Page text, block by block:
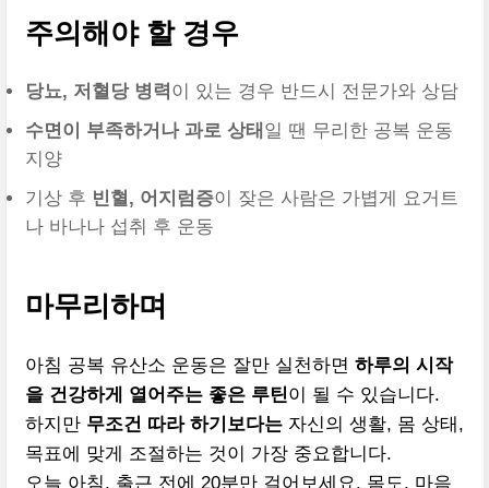
주의해야 할 경우
당뇨, 저혈당 병력 이 있는 경우 반드시 전문가와 상담
수면이 부족하거나 과로 상태 일 땐 무리한 공복 운동
지양
기상 후 빈혈, 어지럼증이 잦은 사람은 가볍게 요거트
나 바나나 섭취 후 운동
마무리하며
아침 공복 유산소 운동은 잘만 실천하면 하루의 시작
을 건강하게 열어주는 좋은 루틴이 될 수 있습니다.
하지만 무조건 따라 하기보다는자신의 생활, 몸 상태,
목표에 맞게 조절하는 것이 가장 중요합니다.
오늘 아침, 출근 전에 20분만 걸어보세요. 몸도, 마음